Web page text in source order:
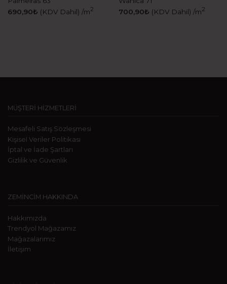
690,90₺ (KDV Dahil) /m2
700,90₺ (KDV Dahil) /m2
MÜŞTERİ HİZMETLERİ
Mesafeli Satış Sözleşmesi
KişiseI Veriler Politikası
İptal ve İade Şartları
Gizlilik ve Güvenlik
ZEMİNCİM HAKKINDA
Hakkımızda
Trendyol Mağazamız
Mağazalarımız
İletişim